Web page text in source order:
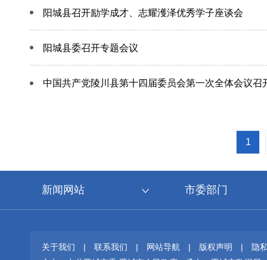
阳城县召开励学成才、志耀濩泽优秀学子座谈会
阳城县委召开专题会议
中国共产党陵川县第十四届委员会第一次全体会议召
1
新闻网站 市委部门
关于我们 | 联系我们 | 网站导航 | 版权声明 |
隐